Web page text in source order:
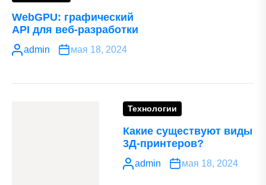
WebGPU: графический
API для веб-разработки
admin мая 18, 2024
Технологии
Какие существуют виды
3Д-принтеров?
admin мая 18, 2024